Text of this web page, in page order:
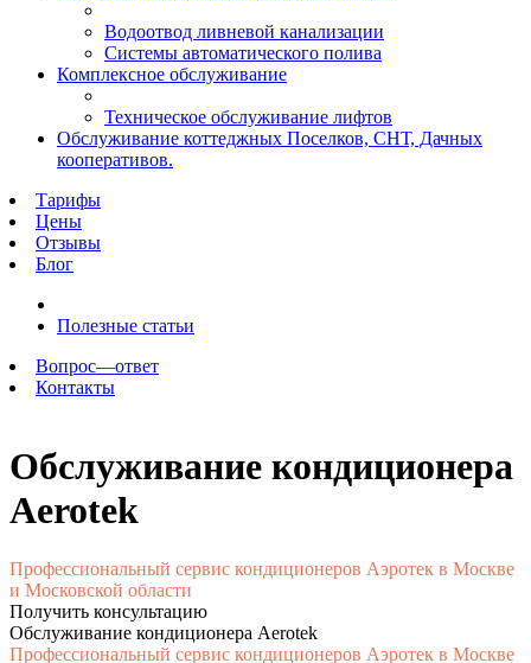
Водоотвод ливневой канализации
Системы автоматического полива
Комплексное обслуживание
Техническое обслуживание лифтов
Обслуживание коттеджных Поселков, СНТ, Дачных
кооперативов.
Тарифы
Цены
Отзывы
Блог
Полезные статьи
Вопрос—ответ
Контакты
Обслуживание кондиционера
Aerotek
Профессиональный сервис кондиционеров Аэротек в Москве
и Московской области
Получить консультацию
Обслуживание кондиционера Aerotek
Профессиональный сервис кондиционеров Аэротек в Москве